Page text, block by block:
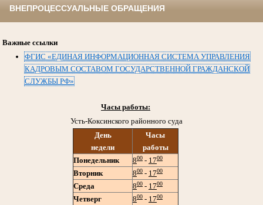
ВНЕПРОЦЕССУАЛЬНЫЕ ОБРАЩЕНИЯ
Важные ссылки
ФГИС «ЕДИНАЯ ИНФОРМАЦИОННАЯ СИСТЕМА УПРАВЛЕНИЯ
КАДРОВЫМ СОСТАВОМ ГОСУДАРСТВЕННОЙ ГРАЖДАНСКОЙ
СЛУЖБЫ РФ»
Часы работы:
Усть-Коксинского районного суда
День
недели
Часы
работы
Понедельник
800 - 1700
Вторник 800 - 1700
Среда 800 - 1700
Четверг 800 - 1700